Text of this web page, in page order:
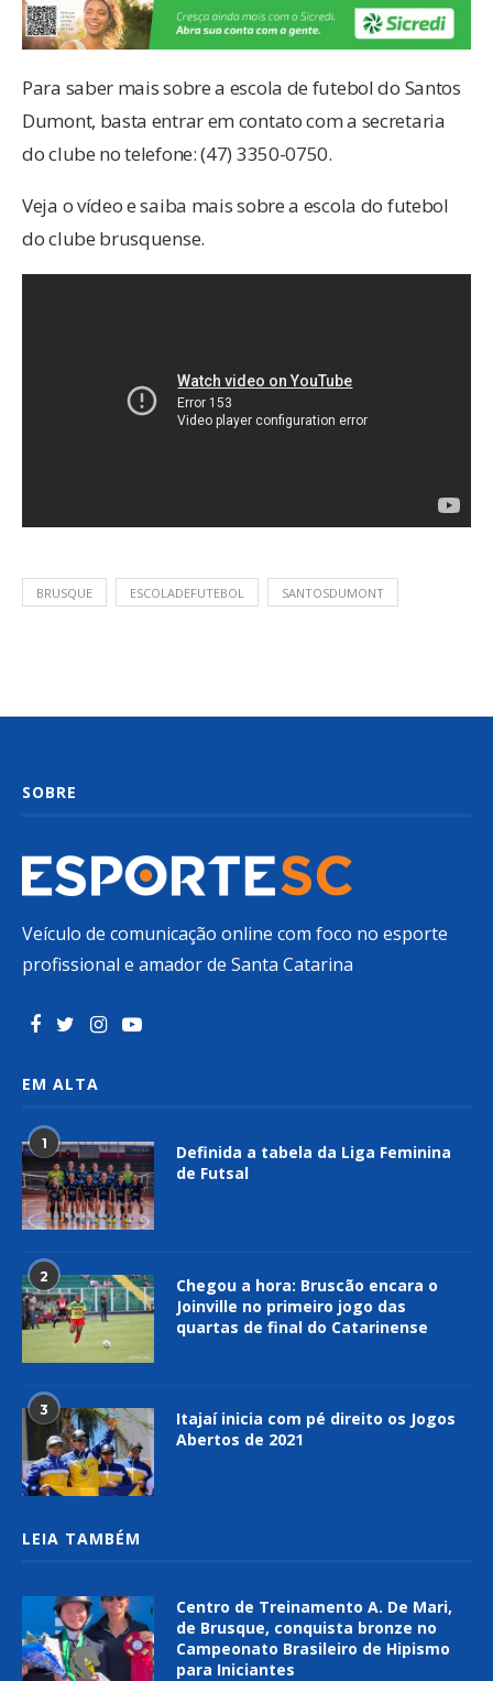
Para saber mais sobre a escola de futebol do Santos
Dumont, basta entrar em contato com a secretaria
do clube no telefone: (47) 3350-0750.
Veja o vídeo e saiba mais sobre a escola do futebol
do clube brusquense.
BRUSQUE ESCOLADEFUTEBOL SANTOSDUMONT
SOBRE
Veículo de comunicação online com foco no esporte
profissional e amador de Santa Catarina
EM ALTA
1
Definida a tabela da Liga Feminina
de Futsal
2
Chegou a hora: Bruscão encara o
Joinville no primeiro jogo das
quartas de final do Catarinense
3
Itajaí inicia com pé direito os Jogos
Abertos de 2021
LEIA TAMBÉM
Centro de Treinamento A. De Mari,
de Brusque, conquista bronze no
Campeonato Brasileiro de Hipismo
para Iniciantes